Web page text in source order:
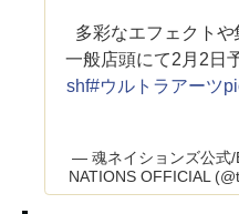
多彩なエフェクトや
一般店頭にて2月2日
shf#ウルトラアーツ
— 魂ネイションズ公式/
NATIONS OFFICIAL